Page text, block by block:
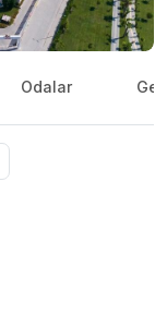
Odalar